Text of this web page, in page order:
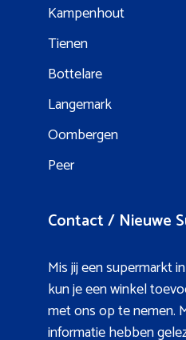
Kampenhout
Tienen
Bottelare
Langemark
Oombergen
Peer
Contact / Nieuwe
Mis jij een supermarkt
kun je een winkel
met ons op te nemen.
informatie hebben